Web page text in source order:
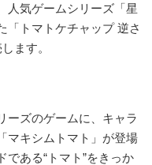
気ゲームシリーズ「星
「トマトケチャップ 逆さ
ます。
ズのゲームに、キャラ
マキシムトマト」が登場
ある“トマト”をきっか